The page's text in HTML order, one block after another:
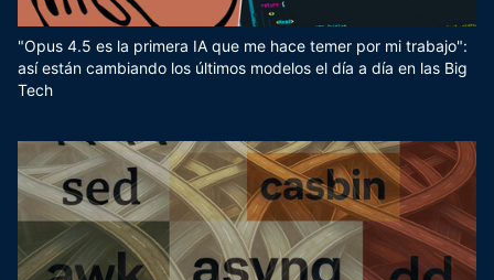
"Opus 4.5 es la primera IA que me hace temer por mi trabajo":
así están cambiando los últimos modelos el día a día en las Big
Tech